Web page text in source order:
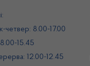
четвер: 8.00-17.00
8.00-15.45
12.00-12.45